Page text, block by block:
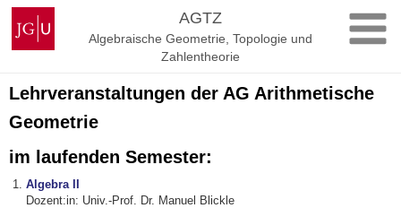
Zum
Inhalt
springen
Johannes
Gutenberg-
Universität
AGTZ
Algebraische Geometrie, Topologie und
Zahlentheorie
Lehrveranstaltungen der AG Arithmetische
Geometrie
im laufenden Semester:
Algebra II
Dozent:in: Univ.-Prof. Dr. Manuel Blickle